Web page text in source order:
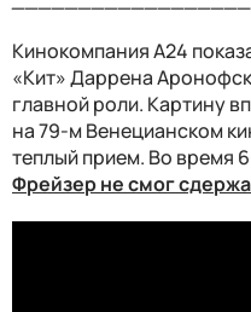
Кинокомпания A24
«Кит» Даррена
главной роли. Картину
на 79-м Венецианском
теплый прием. Во время
Фрейзер не смог